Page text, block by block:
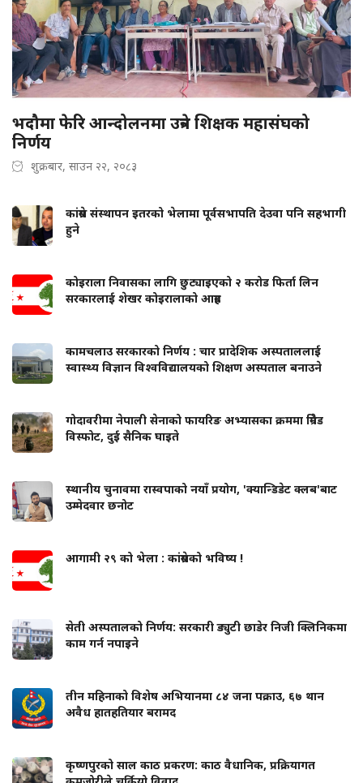
भदौमा फेरि आन्दोलनमा उत्रने शिक्षक महासंघको
निर्णय
शुक्रबार, साउन २२, २०८३
कांग्रेस संस्थापन इतरको भेलामा पूर्वसभापति देउवा पनि सहभागी
हुने
कोइराला निवासका लागि छुट्याइएको २ करोड फिर्ता लिन
सरकारलाई शेखर कोइरालाको आग्रह
कामचलाउ सरकारको निर्णय : चार प्रादेशिक अस्पताललाई
स्वास्थ्य विज्ञान विश्वविद्यालयको शिक्षण अस्पताल बनाउने
गोदावरीमा नेपाली सेनाको फायरिङ अभ्यासका क्रममा ग्रिनेड
विस्फोट, दुई सैनिक घाइते
स्थानीय चुनावमा रास्वपाको नयाँ प्रयोग, 'क्यान्डिडेट क्लब'बाट
उम्मेदवार छनोट
आगामी २९ को भेला : कांग्रेसको भविष्य !
सेती अस्पतालको निर्णय: सरकारी ड्युटी छाडेर निजी क्लिनिकमा
काम गर्न नपाइने
तीन महिनाको विशेष अभियानमा ८४ जना पक्राउ, ६७ थान
अवैध हातहतियार बरामद
कृष्णपुरको साल काठ प्रकरण: काठ वैधानिक, प्रक्रियागत